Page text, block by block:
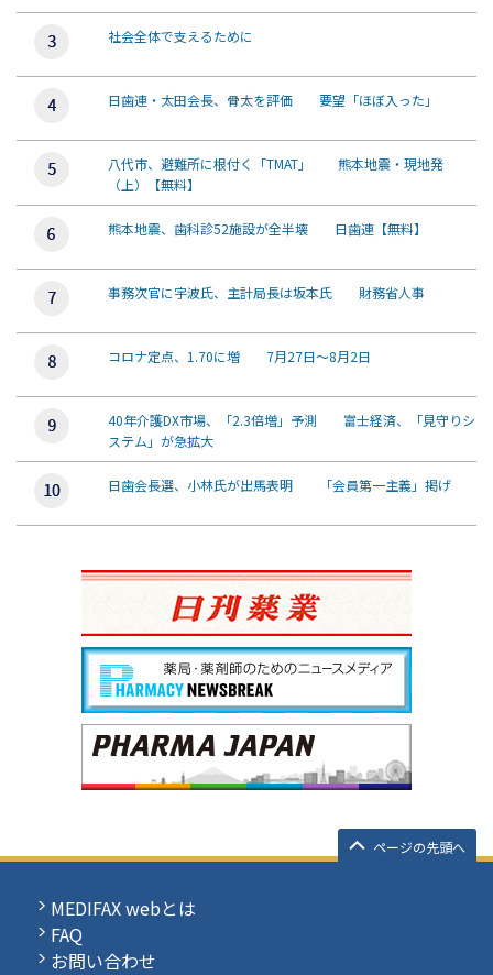
社会全体で支えるために
日歯連・太田会長、骨太を評価 要望「ほぼ入った」
八代市、避難所に根付く「TMAT」 熊本地震・現地発
（上）【無料】
熊本地震、歯科診52施設が全半壊 日歯連【無料】
事務次官に宇波氏、主計局長は坂本氏 財務省人事
コロナ定点、1.70に増 7月27日～8月2日
40年介護DX市場、「2.3倍増」予測 富士経済、「見守りシ
ステム」が急拡大
日歯会長選、小林氏が出馬表明 「会員第一主義」掲げ
ページの先頭へ
MEDIFAX webとは
FAQ
お問い合わせ